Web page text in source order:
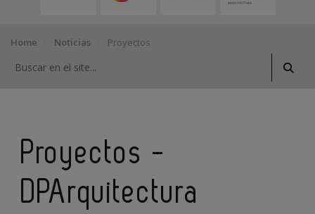
Home Noticias Proyectos
Proyectos -
DPArquitectura